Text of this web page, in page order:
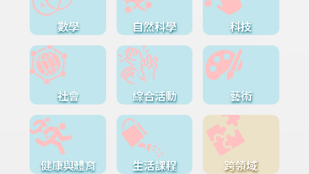
數學 自然科學 科技
社會 綜合活動 藝術
健康與體育 生活課程 跨領域